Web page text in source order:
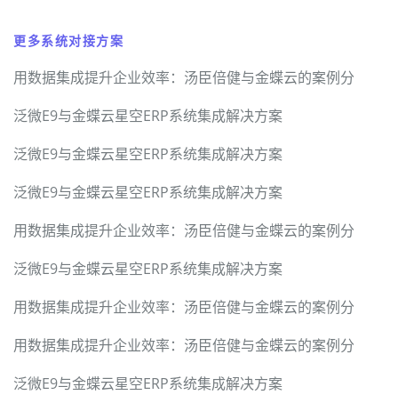
更多系统对接方案
用数据集成提升企业效率：汤臣倍健与金蝶云的案例分
泛微E9与金蝶云星空ERP系统集成解决方案
泛微E9与金蝶云星空ERP系统集成解决方案
泛微E9与金蝶云星空ERP系统集成解决方案
用数据集成提升企业效率：汤臣倍健与金蝶云的案例分
泛微E9与金蝶云星空ERP系统集成解决方案
用数据集成提升企业效率：汤臣倍健与金蝶云的案例分
用数据集成提升企业效率：汤臣倍健与金蝶云的案例分
泛微E9与金蝶云星空ERP系统集成解决方案